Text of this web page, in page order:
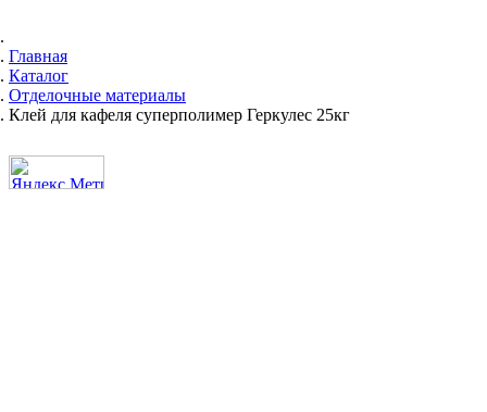
Главная
Каталог
Отделочные материалы
Клей для кафеля суперполимер Геркулес 25кг